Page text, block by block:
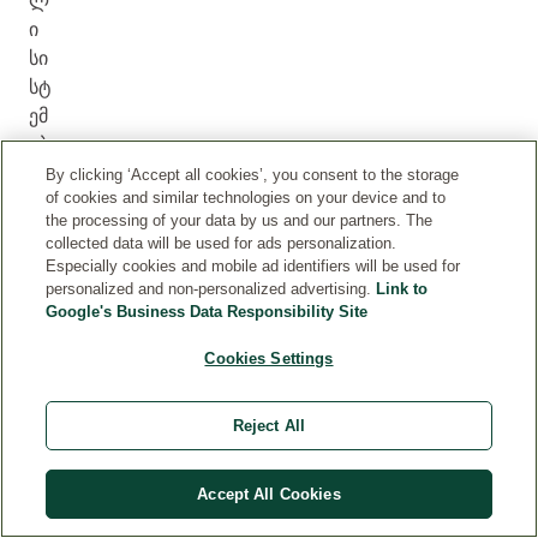
ი
სი
სტ
ემ
ებ
ის
მხ
ივ
ჩი
ვი
By clicking ‘Accept all cookies’, you consent to the storage
of cookies and similar technologies on your device and to
the processing of your data by us and our partners. The
collected data will be used for ads personalization.
Especially cookies and mobile ad identifiers will be used for
personalized and non-personalized advertising. Link to
Google's Business Data Responsibility Site
Cookies Settings
Reject All
Accept All Cookies